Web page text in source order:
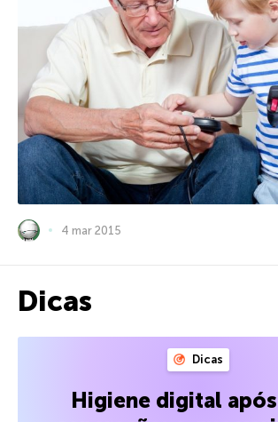
4 mar 2015
Dicas
Dicas
Higiene digital